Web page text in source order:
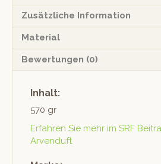
Zusätzliche Information
Material
Bewertungen (0)
Inhalt:
570 gr
Erfahren Sie mehr im SRF
Arvenduft